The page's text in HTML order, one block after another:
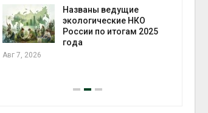
Названы ведущие
экологические НКО
России по итогам 2025
года
Авг 7, 2026